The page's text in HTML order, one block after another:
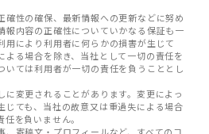
確性の確保、最新情報への更新などに努め
報内容の正確性についていかなる保証も一
用により利用者に何らかの損害が生じて
よる場合を除き、当社として一切の責任を
いては利用者が一切の責任を負うこととし
に変更されることがあります。変更によっ
じても、当社の故意又は重過失による場合
を負いません。